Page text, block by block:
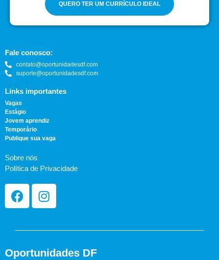
QUERO TER UM CURRÍCULO IDEAL
Fale conosco:
contato@oportunidadesdf.com
suporte@oportunidadesdf.com
Links importantes
Vagas
Estágio
Jovem aprendiz
Temporário
Publique sua vaga
Sobre nós
Política de Privacidade
Oportunidades DF